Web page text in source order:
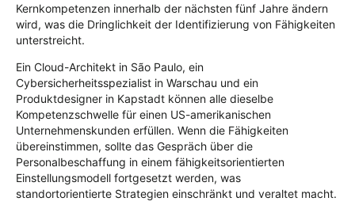
Kernkompetenzen innerhalb der nächsten fünf Jahre ändern
wird, was die Dringlichkeit der Identifizierung von Fähigkeiten
unterstreicht.
Ein Cloud-Architekt in São Paulo, ein
Cybersicherheitsspezialist in Warschau und ein
Produktdesigner in Kapstadt können alle dieselbe
Kompetenzschwelle für einen US-amerikanischen
Unternehmenskunden erfüllen. Wenn die Fähigkeiten
übereinstimmen, sollte das Gespräch über die
Personalbeschaffung in einem fähigkeitsorientierten
Einstellungsmodell fortgesetzt werden, was
standortorientierte Strategien einschränkt und veraltet macht.